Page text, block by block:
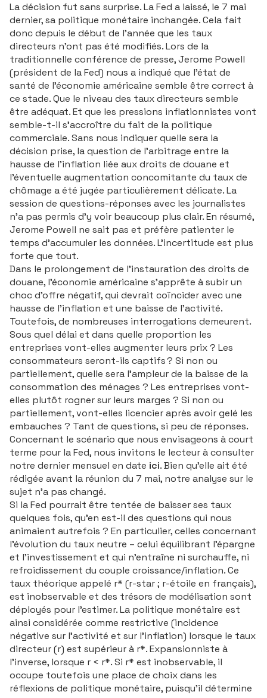
La décision fut sans surprise. La Fed a laissé, le 7 mai
dernier, sa politique monétaire inchangée. Cela fait
donc depuis le début de l’année que les taux
directeurs n’ont pas été modifiés. Lors de la
traditionnelle conférence de presse, Jerome Powell
(président de la Fed) nous a indiqué que l’état de
santé de l’économie américaine semble être correct à
ce stade. Que le niveau des taux directeurs semble
être adéquat. Et que les pressions inflationnistes vont
semble-t-il s’accroître du fait de la politique
commerciale. Sans nous indiquer quelle sera la
décision prise, la question de l’arbitrage entre la
hausse de l’inflation liée aux droits de douane et
l’éventuelle augmentation concomitante du taux de
chômage a été jugée particulièrement délicate. La
session de questions-réponses avec les journalistes
n’a pas permis d’y voir beaucoup plus clair. En résumé,
Jerome Powell ne sait pas et préfère patienter le
temps d’accumuler les données. L’incertitude est plus
forte que tout.
Dans le prolongement de l’instauration des droits de
douane, l’économie américaine s’apprête à subir un
choc d’offre négatif, qui devrait coïncider avec une
hausse de l’inflation et une baisse de l’activité.
Toutefois, de nombreuses interrogations demeurent.
Sous quel délai et dans quelle proportion les
entreprises vont-elles augmenter leurs prix ? Les
consommateurs seront-ils captifs ? Si non ou
partiellement, quelle sera l’ampleur de la baisse de la
consommation des ménages ? Les entreprises vont-
elles plutôt rogner sur leurs marges ? Si non ou
partiellement, vont-elles licencier après avoir gelé les
embauches ? Tant de questions, si peu de réponses.
Concernant le scénario que nous envisageons à court
terme pour la Fed, nous invitons le lecteur à consulter
notre dernier mensuel en date ici. Bien qu’elle ait été
rédigée avant la réunion du 7 mai, notre analyse sur le
sujet n’a pas changé.
Si la Fed pourrait être tentée de baisser ses taux
quelques fois, qu’en est-il des questions qui nous
animaient autrefois ? En particulier, celles concernant
l’évolution du taux neutre – celui équilibrant l’épargne
et l’investissement et qui n’entraîne ni surchauffe, ni
refroidissement du couple croissance/inflation. Ce
taux théorique appelé r* (r-star ; r-étoile en français),
est inobservable et des trésors de modélisation sont
déployés pour l’estimer. La politique monétaire est
ainsi considérée comme restrictive (incidence
négative sur l’activité et sur l’inflation) lorsque le taux
directeur (r) est supérieur à r*. Expansionniste à
l’inverse, lorsque r < r*. Si r* est inobservable, il
occupe toutefois une place de choix dans les
réflexions de politique monétaire, puisqu’il détermine